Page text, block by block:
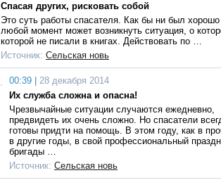
Спасая других, рисковать собой
Это суть работы спасателя. Как бы ни был
любой момент может возникнуть ситуация, о
которой не писали в книгах. Действовать по …
Источник: Сельская новь
00:39 |
28 декабря 2014
Их служба сложна и опасна!
Чрезвычайные ситуации случаются ежедневно,
предвидеть их очень сложно. Но спасатели
готовы придти на помощь. В этом году, как в
в другие годы, в свой профессиональный
бригады …
Источник: Сельская новь